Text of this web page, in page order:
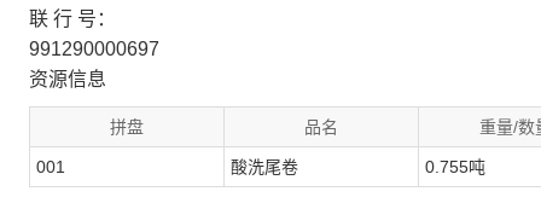
联 行 号：
991290000697
资源信息
拼盘 品名 重量/数
001 酸洗尾卷 0.755吨